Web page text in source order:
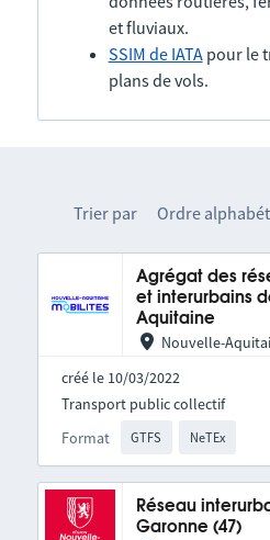
et fluviaux.
SSIM de IATApour le
plans de vols.
Trier par Ordre
Agrégat des
et interurbains
Aquitaine
Nouvelle-
créé le 10/03/2022
Format GTFS NeTEx
Transport public collectif
Réseau
Garonne (47)